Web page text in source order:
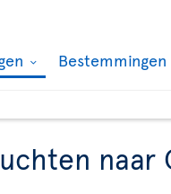
Bestemmingen
naar